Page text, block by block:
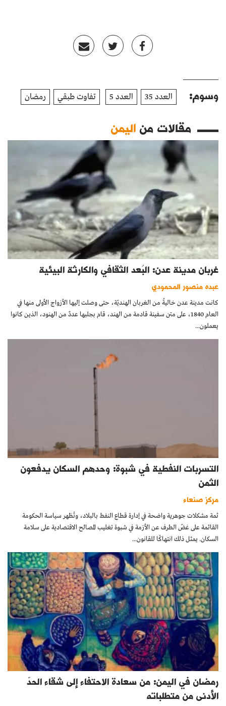
وسوم: العدد 35 العدد 5 تفاوت طبقي رمضان
مقالات مناليمن
غربان مدينة عدن: البُعد الثقافي والكارثة البيئية
عبده منصور المحمودي
كانت مدينة عدن خاليةً من الغربان الهنديّة، حتى وصلت إليها الأزواج الأولى منها في
العام 1840، على متن سفينة قادمة من الهند، قام بجلبها عددٌ من الهنود، الذين كانوا
يعملون...
التسربات النفطية في شبوة: وحدهم السكان يدفعون
الثمن
مركز صنعاء
ثمة مشكلات جوهرية واضحة في إدارة قطاع النفط بالبلاد، وتُظهر سياسة الحكومة
القائمة على غضّ الطرف عن الأزمة في شبوة تغليب المصالح الاقتصادية على سلامة
السكان. يمثل ذلك انتهاكًا للقانون...
رمضان في اليمن: من سعادة الاحتفاء إلى شقاء الحدّ
الأدنى من متطلباته